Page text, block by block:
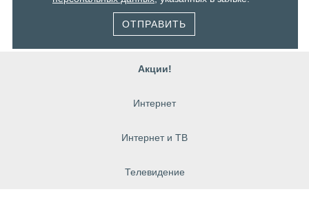
ОТПРАВИТЬ
Акции!
Интернет
Интернет и ТВ
Телевидение